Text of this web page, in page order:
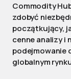
Commodity
zdobyć
początkujący,
cenne analizy i
podejmowanie
globalnym